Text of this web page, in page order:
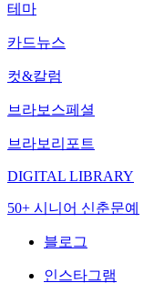
테마
카드뉴스
컷&칼럼
브라보스페셜
브라보리포트
DIGITAL LIBRARY
50+ 시니어 신춘문예
블로그
인스타그램